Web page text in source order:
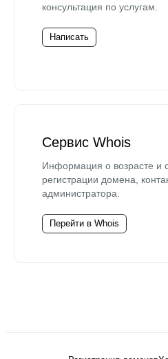
консультация по услугам.
Написать
Сервис Whois
Информация о возрасте и
регистрации домена,
администратора.
Перейти в Whois